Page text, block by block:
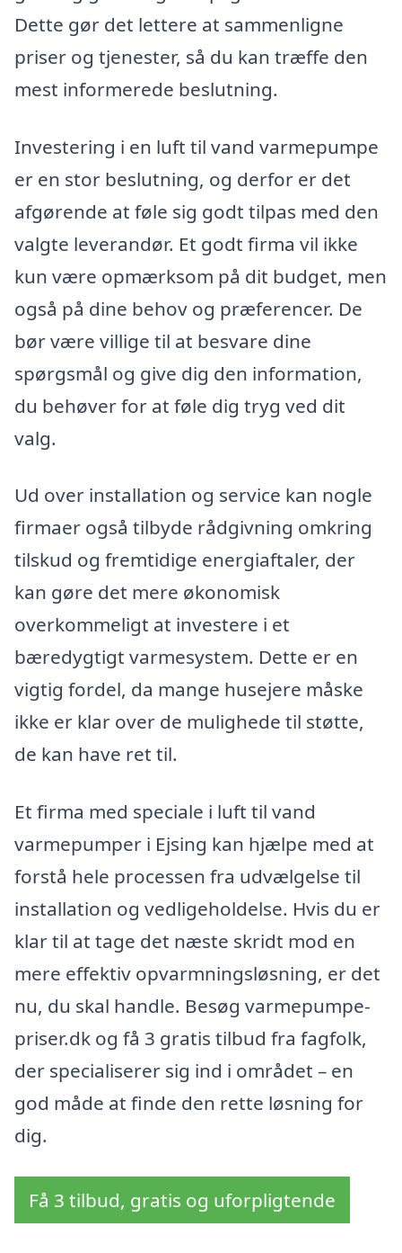
Dette gør det lettere at sammenligne
priser og tjenester, så du kan træffe den
mest informerede beslutning.
Investering i en luft til vand varmepumpe
er en stor beslutning, og derfor er det
afgørende at føle sig godt tilpas med den
valgte leverandør. Et godt firma vil ikke
kun være opmærksom på dit budget, men
også på dine behov og præferencer. De
bør være villige til at besvare dine
spørgsmål og give dig den information,
du behøver for at føle dig tryg ved dit
valg.
Ud over installation og service kan nogle
firmaer også tilbyde rådgivning omkring
tilskud og fremtidige energiaftaler, der
kan gøre det mere økonomisk
overkommeligt at investere i et
bæredygtigt varmesystem. Dette er en
vigtig fordel, da mange husejere måske
ikke er klar over de mulighede til støtte,
de kan have ret til.
Et firma med speciale i luft til vand
varmepumper i Ejsing kan hjælpe med at
forstå hele processen fra udvælgelse til
installation og vedligeholdelse. Hvis du er
klar til at tage det næste skridt mod en
mere effektiv opvarmningsløsning, er det
nu, du skal handle. Besøg varmepumpe-
priser.dk og få 3 gratis tilbud fra fagfolk,
der specialiserer sig ind i området – en
god måde at finde den rette løsning for
dig.
Få 3 tilbud, gratis og uforpligtende